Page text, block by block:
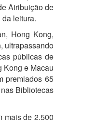
Atribuição de
leitura.
Hong Kong,
ultrapassando
públicas de
Kong e Macau
premiados 65
Bibliotecas
mais de 2.500